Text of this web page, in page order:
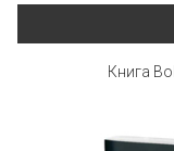
Книга